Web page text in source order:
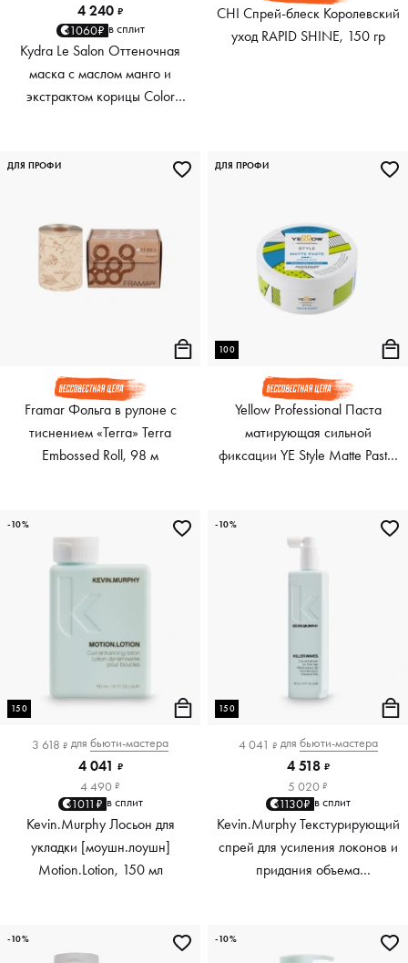
4 240 ₽
1060₽ в сплит
Kydra Le Salon Оттеночная
маска с маслом манго и
экстрактом корицы Color
CHI Спрей-блеск Королевский
уход RAPID SHINE, 150 гр
Framar Фольга в рулоне с
тиснением «Terra» Terra
Embossed Roll, 98 м
ДЛЯ ПРОФИ
100
Yellow Professional Паста
матирующая сильной
фиксации YE Style Matte Paste,
ДЛЯ ПРОФИ
150
3 618 ₽ для бьюти-мастера
4 041 ₽
4 490 ₽
1011₽ в сплит
Kevin.Murphy Лосьон для
укладки [моушн.лоушн]
Motion.Lotion, 150 мл
-10%
150
4 041 ₽ для бьюти-мастера
4 518 ₽
5 020 ₽
1130₽ в сплит
Kevin.Murphy Текстурирующий
спрей для усиления локонов и
придания объема
-10%
-10% -10%